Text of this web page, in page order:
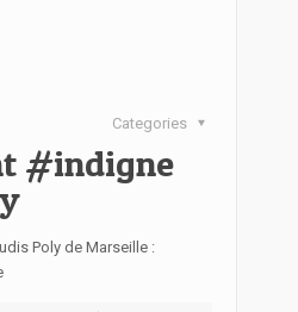
Categories
#indigne
Poly de Marseille :